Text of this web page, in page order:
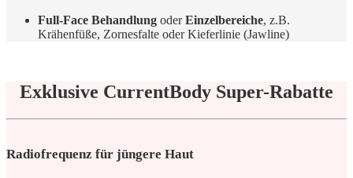
Full-Face Behandlung oderEinzelbereiche, z.B.
Krähenfüße, Zornesfalte oder Kieferlinie (Jawline)
Exklusive CurrentBody Super-Rabatte
Radiofrequenz für jüngere Haut